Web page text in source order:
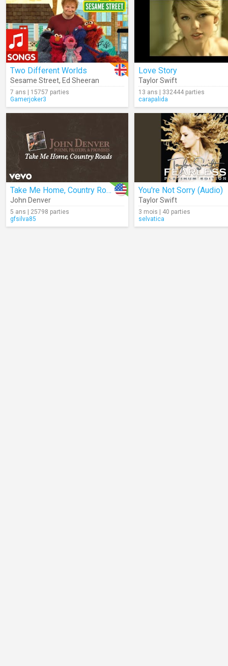
Two Different Worlds
Sesame Street, Ed Sheeran
7 ans | 15757 parties
Gamerjoker3
Love Story
Taylor Swift
13 ans | 332444 parties
carapalida
Take Me Home, Country Roads (Audio)
John Denver
5 ans | 25798 parties
gfsilva85
You're Not Sorry (Audio)
Taylor Swift
3 mois | 40 parties
selvatica